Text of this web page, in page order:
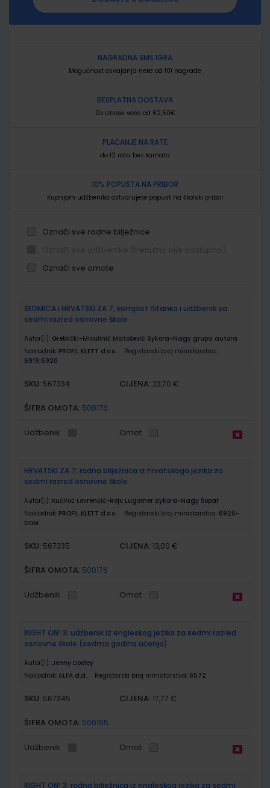
NAGRADNA SMS IGRA
Mogućnost osvajanja neke od 101 nagrade
BESPLATNA DOSTAVA
Za iznose veće od 62,50€
PLAĆANJE NA RATE
do 12 rata bez kamata
10% POPUSTA NA PRIBOR
Kupnjom udžbenika ostvarujete popust na školski pribor
Označi sve radne bilježnice
Označi sve omote
proizvodi
SEDMICA i HRVATSKI ZA 7; komplet čitanka i udžbenik za
sedmi razred osnovne škole
Autor(i): Greblički-Miculinić Matošević Sykora-Nagy grupa autora
Nakladnik: PROFIL KLETT d.o.o.
Registarski broj ministarstva:
6919;6920
SKU: 567334 CIJENA: 23,70 €
ŠIFRA OMOTA: 500176
Udžbenik Omot
HRVATSKI ZA 7; radna bilježnica iz hrvatskoga jezika za
sedmi razred osnovne škole
Autor(i): Kučinić Lovrenčić-Rojc Lugomer Sykora-Nagy Šopar
Nakladnik: PROFIL KLETT d.o.o. Registarski broj ministarstva: 6920-
DOM
SKU: 567335 CIJENA: 13,00 €
ŠIFRA OMOTA: 500176
Udžbenik Omot
RIGHT ON! 3; udžbenik iz engleskog jezika za sedmi razred
osnovne škole (sedma godina učenja)
Autor(i): Jenny Dooley
Nakladnik: ALFA d.d. Registarski broj ministarstva: 6572
SKU: 567345 CIJENA: 17,77 €
ŠIFRA OMOTA: 500165
Udžbenik Omot
RIGHT ON! 3; radna bilježnica iz engleskog jezika za sedmi